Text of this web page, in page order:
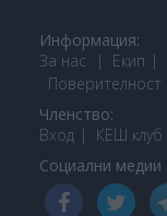
Информация:
За нас
Екип
Поверителност
Членство:
Вход
КЕШ клуб
Социални медии